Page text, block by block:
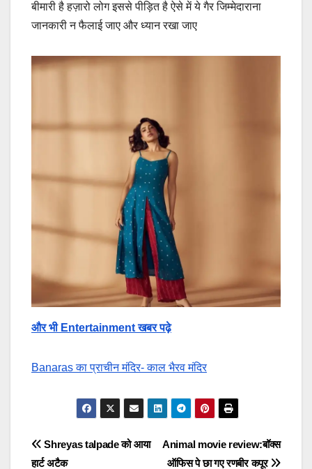
बीमारी है हज़ारो लोग इससे पीड़ित है ऐसे में ये गैर जिम्मेदाराना
जानकारी न फैलाई जाए और ध्यान रखा जाए
और भी Entertainment खबर पढ़े
Banaras का प्राचीन मंदिर- काल भैरव मंदिर
Post
Animal movie review:बॉक्स
ऑफिस पे छा गए रणबीर कपूर
Shreyas talpade को आया
हार्ट अटैक